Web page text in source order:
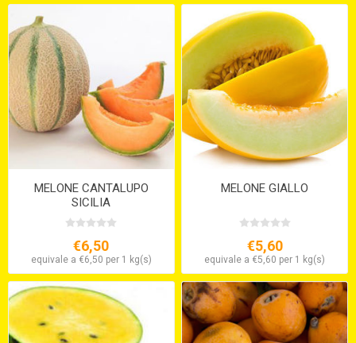
MELONE CANTALUPO
SICILIA
€6,50
equivale a €6,50 per 1 kg(s)
MELONE GIALLO
€5,60
equivale a €5,60 per 1 kg(s)